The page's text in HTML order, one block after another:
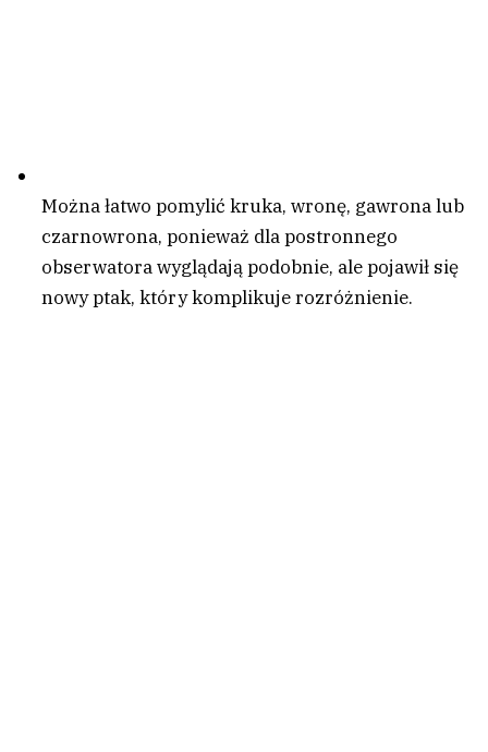
Można łatwo pomylić kruka, wronę, gawrona lub
czarnowrona, ponieważ dla postronnego
obserwatora wyglądają podobnie, ale pojawił się
nowy ptak, który komplikuje rozróżnienie.